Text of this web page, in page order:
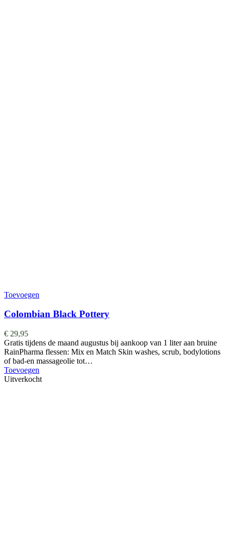
Toevoegen
Colombian Black Pottery
€ 29,95
Gratis tijdens de maand augustus bij aankoop van 1 liter aan bruine
RainPharma flessen: Mix en Match Skin washes, scrub, bodylotions
of bad-en massageolie tot…
Toevoegen
Uitverkocht